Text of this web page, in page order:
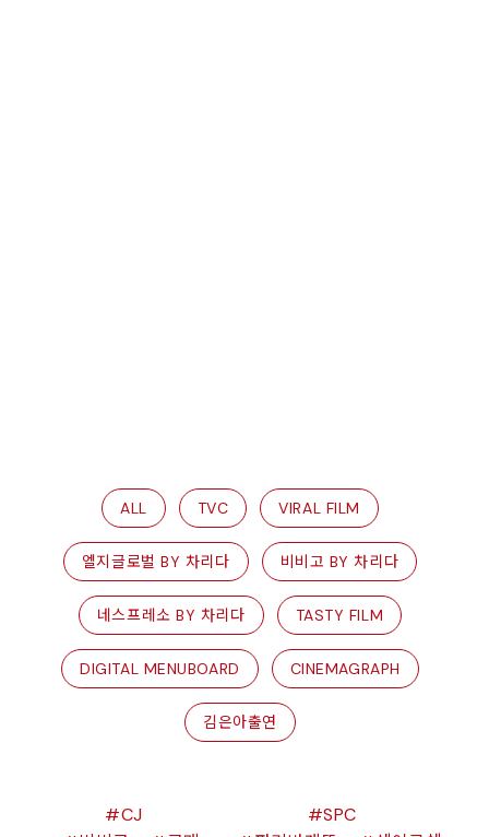
ALL TVC VIRAL FILM
엘지글로벌 BY 차리다 비비고 BY 차리다
네스프레소 BY 차리다 TASTY FILM
DIGITAL MENUBOARD CINEMAGRAPH
김은아출연
CJ
SPC